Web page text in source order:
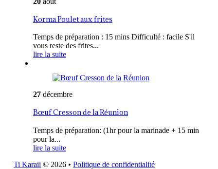
Korma Poulet aux frites
Temps de préparation : 15 mins Difficulté : facile S'il
vous reste des frites...
lire la suite
27 décembre
Bœuf Cresson de la Réunion
Temps de préparation: (1hr pour la marinade + 15 min
pour la...
lire la suite
Ti Karaii © 2026 • Politique de confidentialité